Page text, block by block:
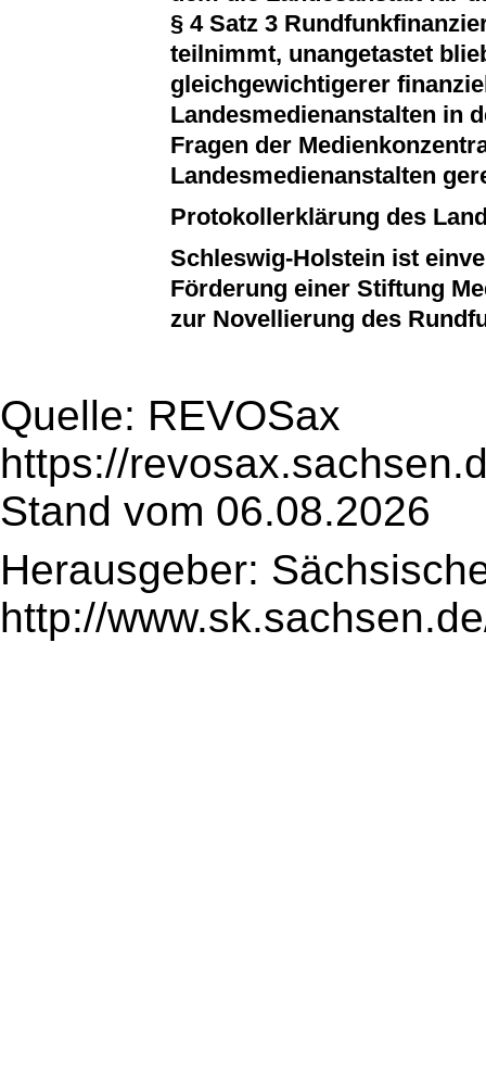
§ 4 Satz 3
teilnimmt, unangetastet
gleichgewichtigerer
Landesmedienanstalten in
Fragen der
Landesmedienanstalten
Protokollerklärung des
Schleswig-Holstein ist
Förderung einer Stiftung
zur Novellierung des
Quelle: REVOSax
https://
Stand vom 06.08.2026
Herausgeber:
http://